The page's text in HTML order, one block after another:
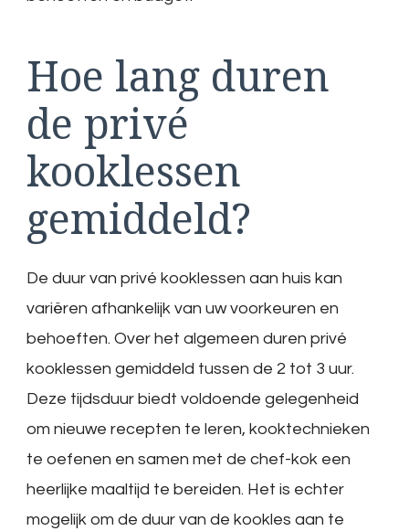
Hoe lang duren
de privé
kooklessen
gemiddeld?
De duur van privé kooklessen aan huis kan
variëren afhankelijk van uw voorkeuren en
behoeften. Over het algemeen duren privé
kooklessen gemiddeld tussen de 2 tot 3 uur.
Deze tijdsduur biedt voldoende gelegenheid
om nieuwe recepten te leren, kooktechnieken
te oefenen en samen met de chef-kok een
heerlijke maaltijd te bereiden. Het is echter
mogelijk om de duur van de kookles aan te